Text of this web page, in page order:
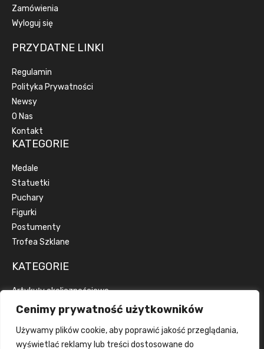
Cenimy prywatność użytkowników
Używamy plików cookie, aby poprawić jakość przeglądania,
wyświetlać reklamy lub treści dostosowane do
Zamówienia
Wyloguj się
PRZYDATNE LINKI
Regulamin
Polityka Prywatności
Newsy
O Nas
Kontakt
KATEGORIE
Medale
Statuetki
Puchary
Figurki
Postumenty
Trofea Szklane
KATEGORIE
Artykuły okolicznościowe
Artykuły reklamowe
Emblematy